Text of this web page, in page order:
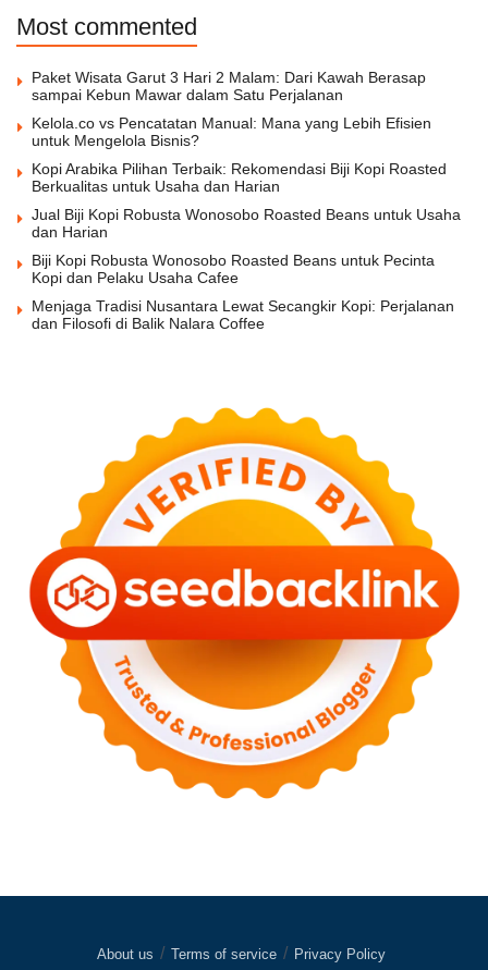
Most commented
Paket Wisata Garut 3 Hari 2 Malam: Dari Kawah Berasap
sampai Kebun Mawar dalam Satu Perjalanan
Kelola.co vs Pencatatan Manual: Mana yang Lebih Efisien
untuk Mengelola Bisnis?
Kopi Arabika Pilihan Terbaik: Rekomendasi Biji Kopi Roasted
Berkualitas untuk Usaha dan Harian
Jual Biji Kopi Robusta Wonosobo Roasted Beans untuk Usaha
dan Harian
Biji Kopi Robusta Wonosobo Roasted Beans untuk Pecinta
Kopi dan Pelaku Usaha Cafee
Menjaga Tradisi Nusantara Lewat Secangkir Kopi: Perjalanan
dan Filosofi di Balik Nalara Coffee
About us Terms of service Privacy Policy